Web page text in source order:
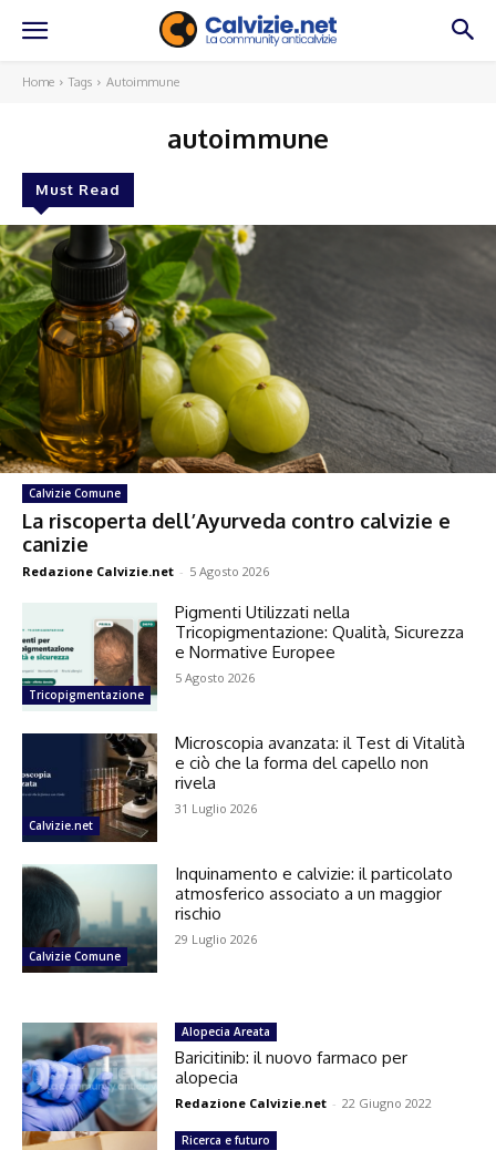
Home Tags Autoimmune
autoimmune
Must Read
Calvizie Comune
La riscoperta dell’Ayurveda contro calvizie e
canizie
Redazione Calvizie.net - 5 Agosto 2026
Tricopigmentazione
Pigmenti Utilizzati nella
Tricopigmentazione: Qualità, Sicurezza
e Normative Europee
5 Agosto 2026
Calvizie.net
Microscopia avanzata: il Test di Vitalità
e ciò che la forma del capello non
rivela
31 Luglio 2026
Calvizie Comune
Inquinamento e calvizie: il particolato
atmosferico associato a un maggior
rischio
29 Luglio 2026
Alopecia Areata
Baricitinib: il nuovo farmaco per
alopecia
Redazione Calvizie.net - 22 Giugno 2022
Ricerca e futuro